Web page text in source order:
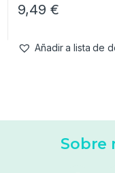
9,49 €
Añadir a lista de
Sobre